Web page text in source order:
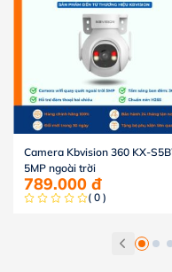
Camera Kbvision 360 KX-
5MP ngoài trời
789.000 đ
( 0 )